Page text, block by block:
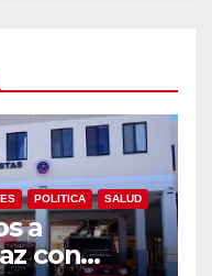
POLITICA SALUD
a
con